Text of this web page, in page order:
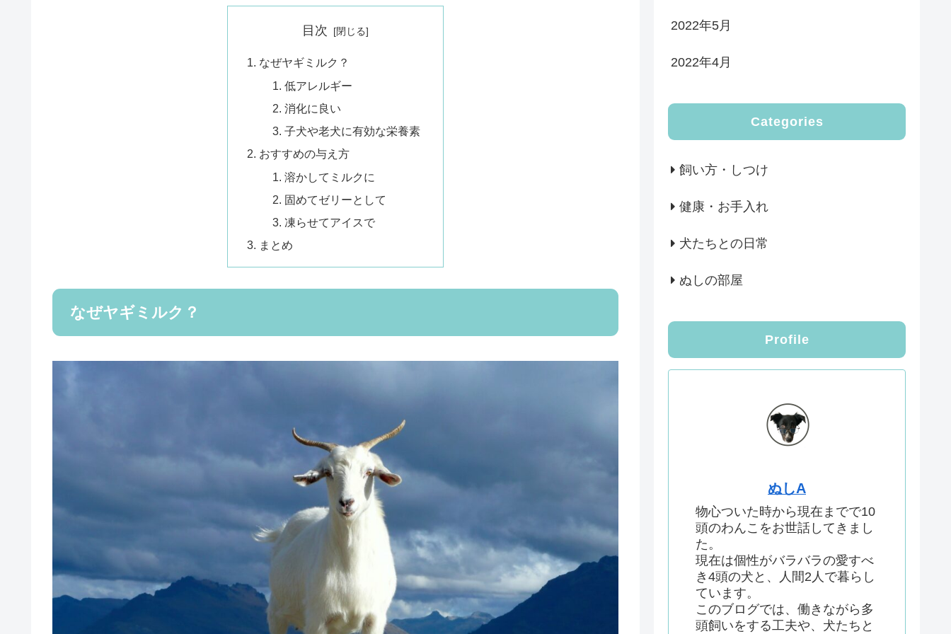
目次
なぜヤギミルク？
低アレルギー
消化に良い
子犬や老犬に有効な栄養素
おすすめの与え方
溶かしてミルクに
固めてゼリーとして
凍らせてアイスで
まとめ
なぜヤギミルク？
2022年5月
2022年4月
Categories
飼い方・しつけ
健康・お手入れ
犬たちとの日常
ぬしの部屋
Profile
ぬしA
物心ついた時から現在までで10
頭のわんこをお世話してきまし
た。
現在は個性がバラバラの愛すべ
き4頭の犬と、人間2人で暮らし
ています。
このブログでは、働きながら多
頭飼いをする工夫や、犬たちと